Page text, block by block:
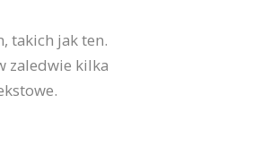
takich jak ten.
zaledwie kilka